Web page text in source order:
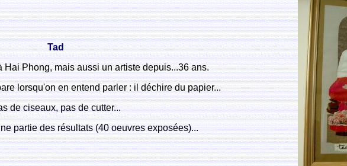
Tad
Hai Phong, mais aussi un artiste depuis...36 ans.
lorsqu'on en entend parler : il déchire du papier...
de ciseaux, pas de cutter...
partie des résultats (40 oeuvres exposées)...